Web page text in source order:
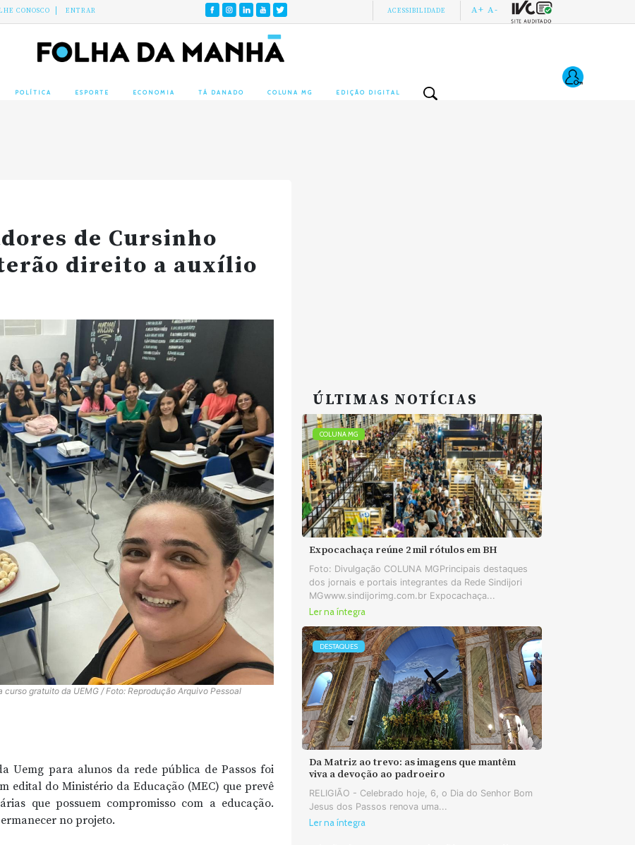
CONOSCO ENTRAR ACESSIBILIDADE A+ A-
POLÍTICA ESPORTE ECONOMIA TÁ DANADO COLUNA MG EDIÇÃO DIGITAL
de Cursinho
direito a auxílio
gratuito da UEMG / Foto: Reprodução Arquivo Pessoal
Uemg para alunos da rede pública de Passos foi
edital do Ministério da Educação (MEC) que prevê
que possuem compromisso com a educação.
no projeto.
ÚLTIMAS NOTÍCIAS
COLUNA MG
Expocachaça reúne 2 mil rótulos em BH
Foto: Divulgação COLUNA MGPrincipais destaques
dos jornais e portais integrantes da Rede Sindijori
MGwww.sindijorimg.com.br Expocachaça...
Ler na íntegra
DESTAQUES
Da Matriz ao trevo: as imagens que mantêm
viva a devoção ao padroeiro
RELIGIÃO - Celebrado hoje, 6, o Dia do Senhor Bom
Jesus dos Passos renova uma...
Ler na íntegra